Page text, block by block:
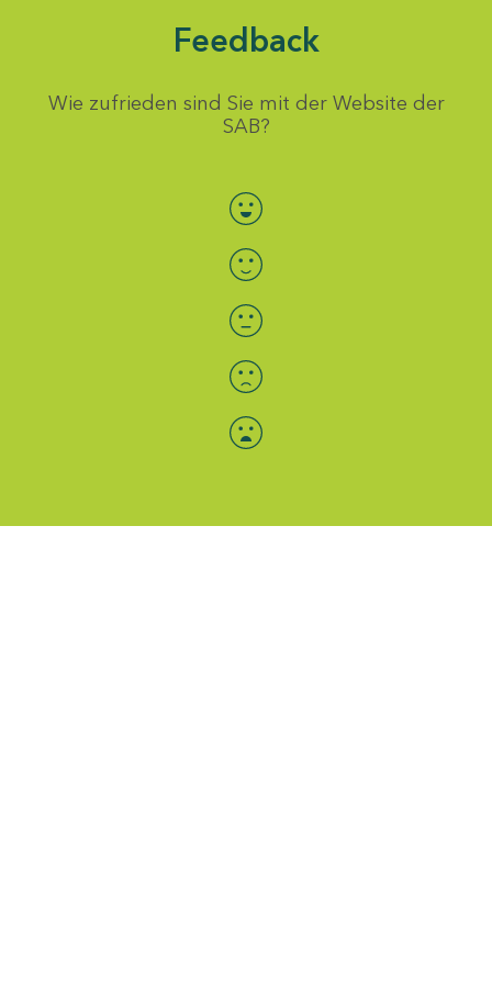
Feedback
Wie zufrieden sind Sie mit der Website der
SAB?
Bewertung auswählen